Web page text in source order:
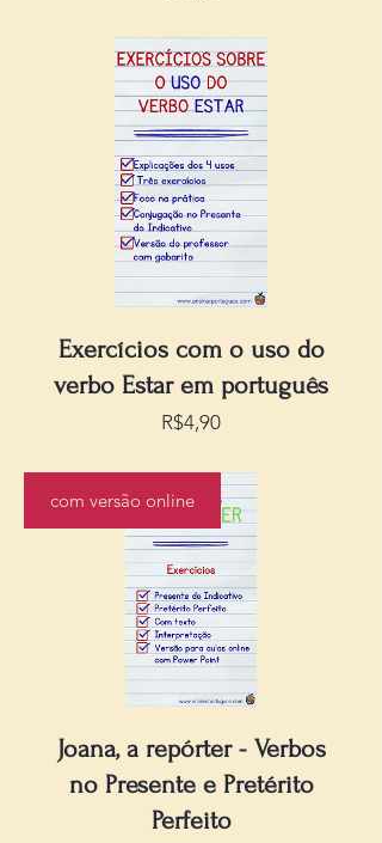
Exercícios com o uso do
verbo Estar em português
R$4,90Preço
com versão online
Joana, a repórter - Verbos
no Presente e Pretérito
Perfeito